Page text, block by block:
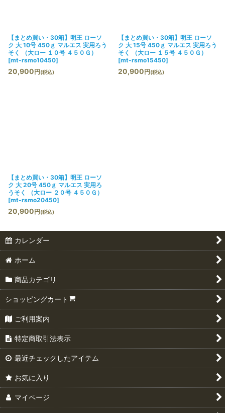
【まとめ買い・30箱】明王 ローソ
ク 大 10号 450ｇ マルエス 実用ろう
そく （大ロー １０号 ４５０Ｇ）
[mt-rsmo10450]
20,900 円 (税込)
【まとめ買い・30箱】明王 ローソ
ク 大 15号 450ｇ マルエス 実用ろう
そく （大ロー １５号 ４５０Ｇ）
[mt-rsmo15450]
20,900 円 (税込)
【まとめ買い・30箱】明王 ローソ
ク 大 20号 450ｇ マルエス 実用ろ
うそく （大ロー ２０号 ４５０Ｇ）
[mt-rsmo20450]
20,900 円 (税込)
カレンダー
ホーム
商品カテゴリ
ショッピングカート
ご利用案内
特定商取引法表示
最近チェックしたアイテム
お気に入り
マイページ